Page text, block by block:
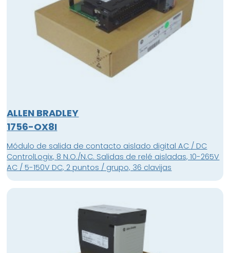
ALLEN BRADLEY
1756-OX8I
Módulo de salida de contacto aislado digital AC / DC
ControlLogix, 8 N.O./N.C. Salidas de relé aisladas, 10-265V
AC / 5-150V DC, 2 puntos / grupo, 36 clavijas